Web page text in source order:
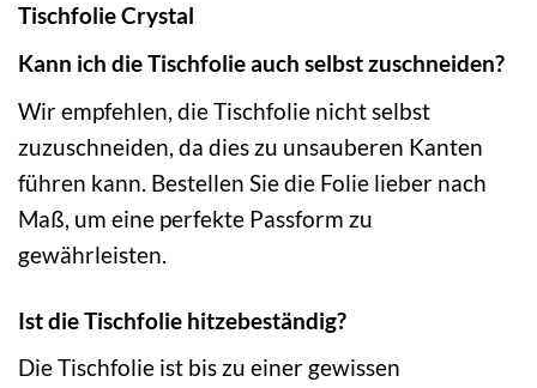
Tischfolie Crystal
Kann ich die Tischfolie auch selbst zuschneiden?
Wir empfehlen, die Tischfolie nicht selbst
zuzuschneiden, da dies zu unsauberen Kanten
führen kann. Bestellen Sie die Folie lieber nach
Maß, um eine perfekte Passform zu
gewährleisten.
Ist die Tischfolie hitzebeständig?
Die Tischfolie ist bis zu einer gewissen